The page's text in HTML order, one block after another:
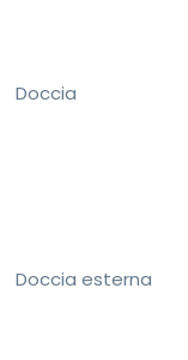
Doccia
Doccia esterna